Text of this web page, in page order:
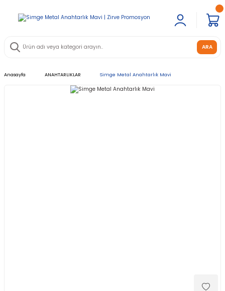
ARA
Anasayfa ANAHTARLIKLAR Simge Metal Anahtarlık Mavi